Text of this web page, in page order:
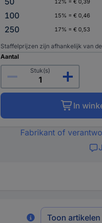
12% = € 0,39
100
15% = € 0,46
250
17% = € 0,53
Staffelprijzen zijn afhankelijk van
Aantal
Stuk(s)
In
Fabrikant of
Toon